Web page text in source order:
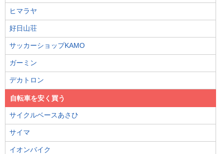
ヒマラヤ
好日山荘
サッカーショップKAMO
ガーミン
デカトロン
自転車を安く買う
サイクルベースあさひ
サイマ
イオンバイク